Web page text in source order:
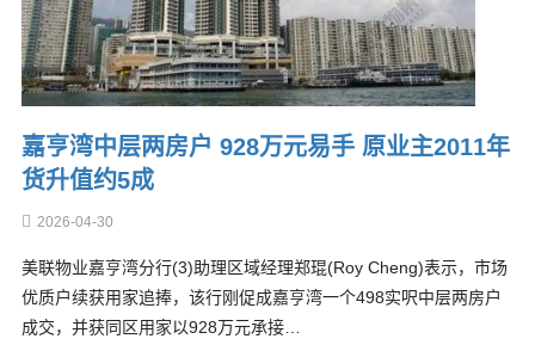
嘉亨湾中层两房户 928万元易手 原业主2011年
货升值约5成
2026-04-30
美联物业嘉亨湾分行(3)助理区域经理郑琨(Roy Cheng)表示，市场
优质户续获用家追捧，该行刚促成嘉亨湾一个498实呎中层两房户
成交，并获同区用家以928万元承接…